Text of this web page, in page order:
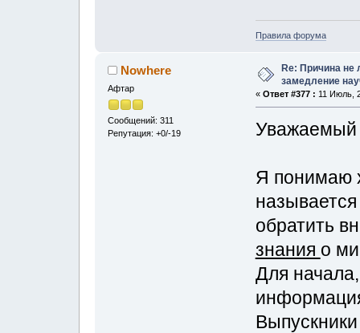
Правила форума
Nowhere
Афтар
Сообщений: 311
Репутация: +0/-19
Re: Причина не
замедление
« Ответ #377 : 11 Июль,
Я понимаю
обратить
знания о
Для